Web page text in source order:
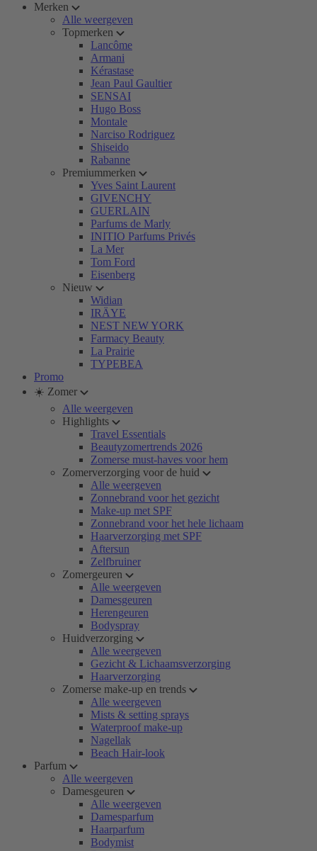
Merken
Alle weergeven
Topmerken
Lancôme
Armani
Kérastase
Jean Paul Gaultier
SENSAI
Hugo Boss
Montale
Narciso Rodriguez
Shiseido
Rabanne
Premiummerken
Yves Saint Laurent
GIVENCHY
GUERLAIN
Parfums de Marly
INITIO Parfums Privés
La Mer
Tom Ford
Eisenberg
Nieuw
Widian
IRÄYE
NEST NEW YORK
Farmacy Beauty
La Prairie
TYPEBEA
Promo
☀️ Zomer
Alle weergeven
Highlights
Travel Essentials
Beautyzomertrends 2026
Zomerse must-haves voor hem
Zomerverzorging voor de huid
Alle weergeven
Zonnebrand voor het gezicht
Make-up met SPF
Zonnebrand voor het hele lichaam
Haarverzorging met SPF
Aftersun
Zelfbruiner
Zomergeuren
Alle weergeven
Damesgeuren
Herengeuren
Bodyspray
Huidverzorging
Alle weergeven
Gezicht & Lichaamsverzorging
Haarverzorging
Zomerse make-up en trends
Alle weergeven
Mists & setting sprays
Waterproof make-up
Nagellak
Beach Hair-look
Parfum
Alle weergeven
Damesgeuren
Alle weergeven
Damesparfum
Haarparfum
Bodymist